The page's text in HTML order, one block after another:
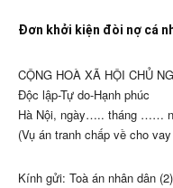
Đơn khởi kiện đòi nợ cá
CỘNG HOÀ XÃ HỘI CHỦ
Độc lập-Tự do-Hạnh phúc
Hà Nội, ngày….. tháng ……
(Vụ án tranh chấp về cho
Kính gửi: Toà án nhân dân (2)